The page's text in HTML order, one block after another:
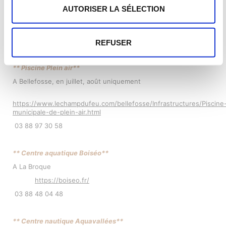
AUTORISER LA SÉLECTION
REFUSER
PISCINES
** Piscine Plein air**
A Bellefosse, en juillet, août uniquement
https://www.lechampdufeu.com/bellefosse/Infrastructures/
municipale-de-plein-air.html
03 88 97 30 58
** Centre aquatique Boiséo**
A La Broque
https://boiseo.fr/
03 88 48 04 48
** Centre nautique Aquavallées**